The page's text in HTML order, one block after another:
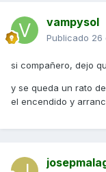
vampysol
Publicado 26
si compañero, dejo
y se queda un rato
el encendido y